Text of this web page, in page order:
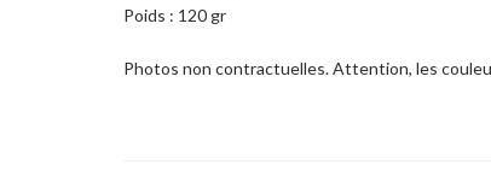
Poids : 120 gr
Photos non contractuelles. Attention, les